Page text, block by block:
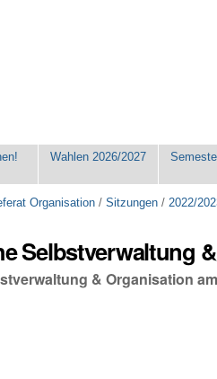
Wahlen 2026/2027
Organisation /Sitzungen /2022/
Selbstverwaltung
& Organisation